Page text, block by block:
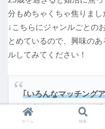
分もめちゃくちゃ焦りまし
↓こちらにジャンルごとの
とめているので、興味の
ルしてみてください！
｢いろんなマッチング
おすすめのマッチン
無料・18禁）
ホーム 検索